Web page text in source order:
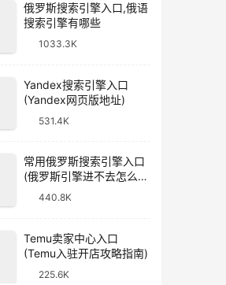
俄罗斯搜索引擎入口,俄语
搜索引擎有哪些
1033.3K
Yandex搜索引擎入口
(Yandex网页版地址)
531.4K
常用俄罗斯搜索引擎入口
(俄罗斯引擎进不去怎么
440.8K
Temu卖家中心入口
(Temu入驻开店攻略指南)
225.6K